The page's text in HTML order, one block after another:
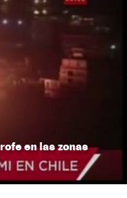
en las zonas